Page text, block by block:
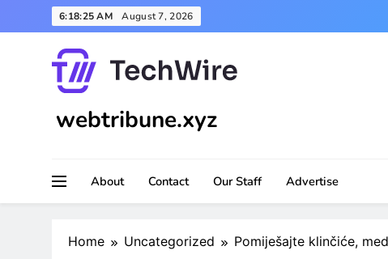
to
6:18:27 AM August 7, 2026
webtribune.xyz
About Contact Our Staff Advertise
Home Uncategorized Pomiješajte klinčiće,